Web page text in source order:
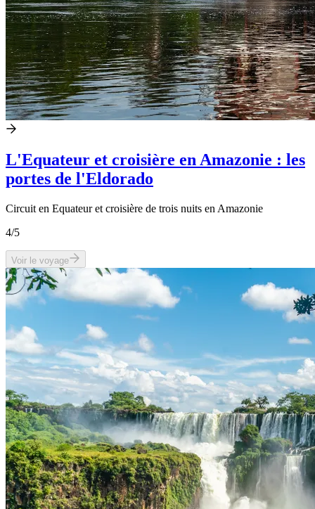
L'Equateur et croisière en Amazonie : les
portes de l'Eldorado
Circuit en Equateur et croisière de trois nuits en Amazonie
4/5
Voir le voyage